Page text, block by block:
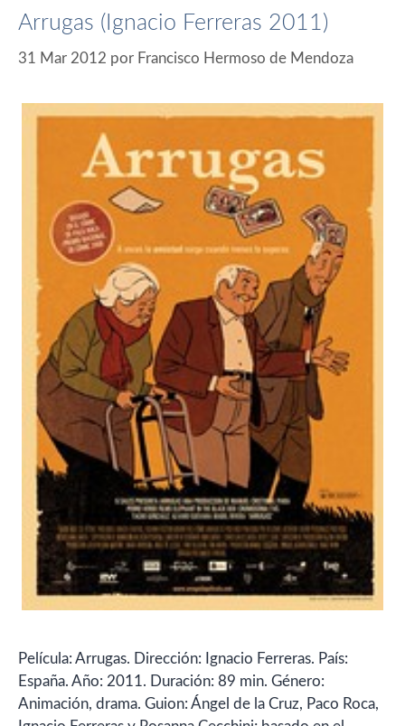
Arrugas (Ignacio Ferreras 2011)
31 Mar 2012 por Francisco Hermoso de Mendoza
Película: Arrugas. Dirección: Ignacio Ferreras. País:
España. Año: 2011. Duración: 89 min. Género:
Animación, drama. Guion: Ángel de la Cruz, Paco Roca,